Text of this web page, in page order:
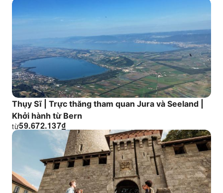
Thụy Sĩ | Trực thăng tham quan Jura và Seeland |
Khởi hành từ Bern
₫
59.672.137
từ